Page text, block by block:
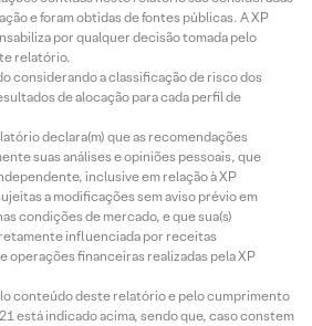
e foram obtidas de fontes públicas. A XP
por qualquer decisão tomada pelo
relatório.
considerando a classificação de risco dos
de alocação para cada perfil de
declara(m) que as recomendações
suas análises e opiniões pessoais, que
inclusive em relação à XP
a modificações sem aviso prévio em
condições de mercado, e que sua(s)
influenciada por receitas
operações financeiras realizadas pela XP
conteúdo deste relatório e pelo cumprimento
está indicado acima, sendo que, caso constem